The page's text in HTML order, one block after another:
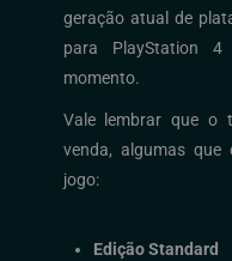
geração atual de
para PlayStation
momento.
Vale lembrar que o
venda, algumas
jogo:
Edição Standard